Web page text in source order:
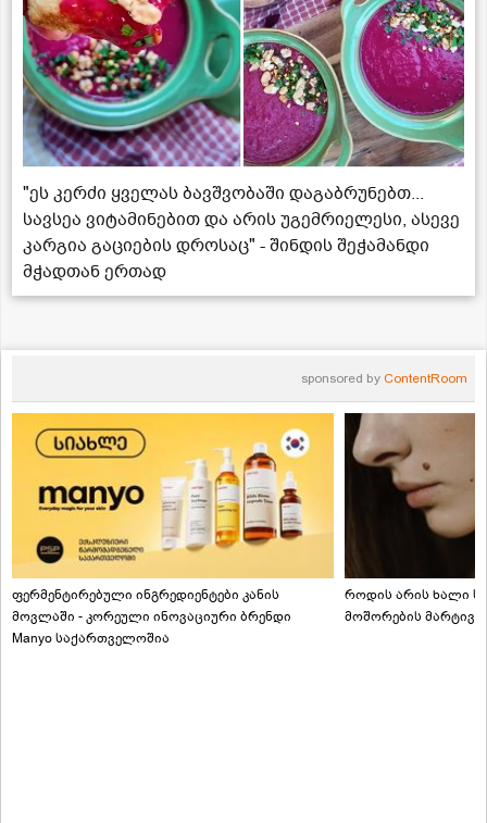
"ეს კერძი ყველას ბავშვობაში დაგაბრუნებთ...
სავსეა ვიტამინებით და არის უგემრიელესი, ასევე
კარგია გაციების დროსაც" - შინდის შეჭამანდი
მჭადთან ერთად
sponsored by ContentRoom
ფერმენტირებული ინგრედიენტები კანის
მოვლაში - კორეული ინოვაციური ბრენდი
Manyo საქართველოშია
როდის არის ხალი
მოშორების